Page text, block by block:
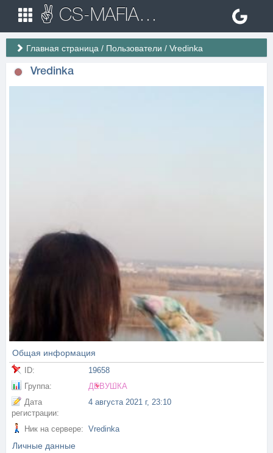
✌ CS-MAFIA.RU ✌ Игровые сервера Counter Strike 1.6
Главная страница / Пользователи / Vredinka
Vredinka
Общая информация
ID:
19658
Группа:
ДЕВУШКА
Дата
регистрации:
4 августа 2021 г, 23:10
Ник на сервере: Vredinka
Личные данные